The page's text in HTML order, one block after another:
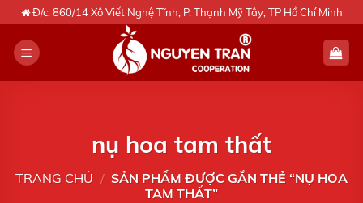
Skip
to
content
Đ/c: 860/14 Xô Viết Nghệ Tĩnh, P. Thạnh Mỹ Tây, TP Hồ Chí Minh
nụ hoa tam thất
TRANG CHỦ / SẢN PHẨM ĐƯỢC GẮN THẺ “NỤ HOA
TAM THẤT”